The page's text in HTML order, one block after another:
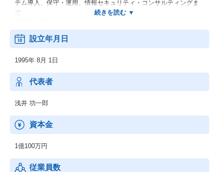
テム導入、保守・運用、情報セキュリティ・コンサルティングま
で
また、開発プロセスで蓄積したノウハウをお客様と共有し、
新しいビジネスを創造する役割を果たしているのも当社の特徴の
当社は、いつもお客様のご要望にお応し、
最高の答えをご提供することを最優先に考え、行動しています。
また、エンジニアが自分自身を進化させる環境を豊富にご用意し
ています。
ぜひ弊社で「市場価値の高いエンジニア」に成長していきません
設立年月日
1995年 8月 1日
代表者
浅井 功一郎
資本金
1億100万円
従業員数